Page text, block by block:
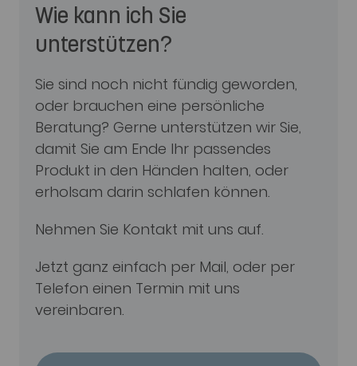
Wie kann ich Sie
unterstützen?
Sie sind noch nicht fündig geworden,
oder brauchen eine persönliche
Beratung? Gerne unterstützen wir Sie,
damit Sie am Ende Ihr passendes
Produkt in den Händen halten, oder
erholsam darin schlafen können.
Nehmen Sie Kontakt mit uns auf.
Jetzt ganz einfach per Mail, oder per
Telefon einen Termin mit uns
vereinbaren.